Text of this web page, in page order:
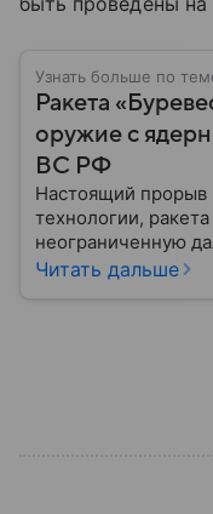
Узнать больше по
Ракета
оружие с
ВС РФ
Настоящий прорыв
технологии,
неограниченную
обхода любых ПРО.
Читать дальше